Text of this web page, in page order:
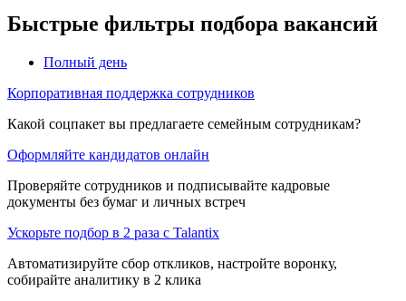
Быстрые фильтры подбора вакансий
Полный день
Корпоративная поддержка сотрудников
Какой соцпакет вы предлагаете семейным сотрудникам?
Оформляйте кандидатов онлайн
Проверяйте сотрудников и подписывайте кадровые
документы без бумаг и личных встреч
Ускорьте подбор в 2 раза с Talantix
Автоматизируйте сбор откликов, настройте воронку,
собирайте аналитику в 2 клика